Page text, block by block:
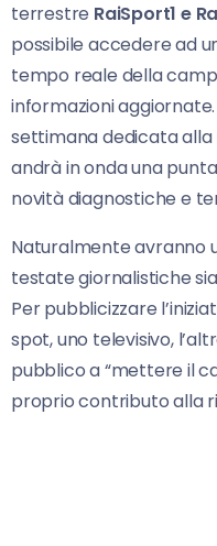
terrestre RaiSport1 e
possibile accedere ad
tempo reale della
informazioni
settimana dedicata alla
andrà in onda una
novità diagnostiche e
Naturalmente avranno
testate giornalistiche
Per pubblicizzare
spot, uno televisivo,
pubblico a “mettere il
proprio contributo alla